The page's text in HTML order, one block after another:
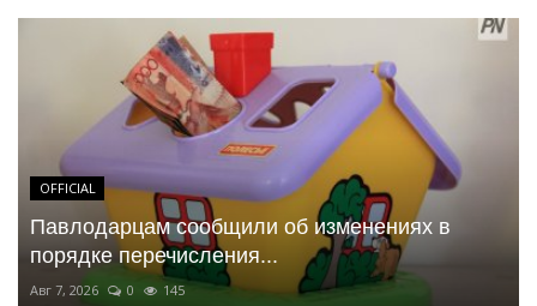
OFFICIAL
Павлодарцам сообщили об изменениях в
порядке перечисления...
Авг 7, 2026 0 145